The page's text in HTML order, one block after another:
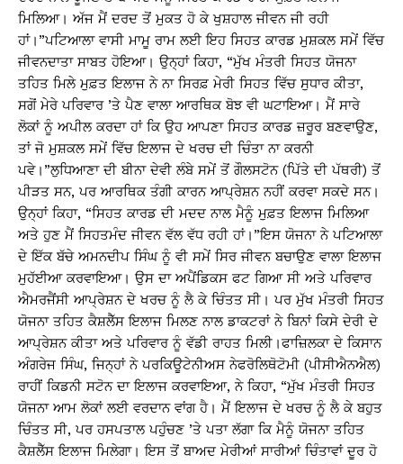
ਮਿਲਿਆ। ਅੱਜ ਮੈਂ ਦਰਦ ਤੋਂ ਮੁਕਤ ਹੋ ਕੇ ਖੁਸ਼ਹਾਲ ਜੀਵਨ ਜੀ ਰਹੀ
ਹਾਂ।”ਪਟਿਆਲਾ ਵਾਸੀ ਮਾਮੂ ਰਾਮ ਲਈ ਇਹ ਸਿਹਤ ਕਾਰਡ ਮੁਸ਼ਕਲ ਸਮੇਂ ਵਿੱਚ
ਜੀਵਨਦਾਤਾ ਸਾਬਤ ਹੋਇਆ। ਉਨ੍ਹਾਂ ਕਿਹਾ, “ਮੁੱਖ ਮੰਤਰੀ ਸਿਹਤ ਯੋਜਨਾ
ਤਹਿਤ ਮਿਲੇ ਮੁਫ਼ਤ ਇਲਾਜ ਨੇ ਨਾ ਸਿਰਫ਼ ਮੇਰੀ ਸਿਹਤ ਵਿੱਚ ਸੁਧਾਰ ਕੀਤਾ,
ਸਗੋਂ ਮੇਰੇ ਪਰਿਵਾਰ ’ਤੇ ਪੈਣ ਵਾਲਾ ਆਰਥਿਕ ਬੋਝ ਵੀ ਘਟਾਇਆ। ਮੈਂ ਸਾਰੇ
ਲੋਕਾਂ ਨੂੰ ਅਪੀਲ ਕਰਦਾ ਹਾਂ ਕਿ ਉਹ ਆਪਣਾ ਸਿਹਤ ਕਾਰਡ ਜ਼ਰੂਰ ਬਣਵਾਉਣ,
ਤਾਂ ਜੋ ਮੁਸ਼ਕਲ ਸਮੇਂ ਵਿੱਚ ਇਲਾਜ ਦੇ ਖਰਚ ਦੀ ਚਿੰਤਾ ਨਾ ਕਰਨੀ
ਪਵੇ।”ਲੁਧਿਆਣਾ ਦੀ ਬੀਨਾ ਦੇਵੀ ਲੰਬੇ ਸਮੇਂ ਤੋਂ ਗੌਲਸਟੋਨ (ਪਿੱਤੇ ਦੀ ਪੱਥਰੀ) ਤੋਂ
ਪੀੜਤ ਸਨ, ਪਰ ਆਰਥਿਕ ਤੰਗੀ ਕਾਰਨ ਆਪ੍ਰੇਸ਼ਨ ਨਹੀਂ ਕਰਵਾ ਸਕਦੇ ਸਨ।
ਉਨ੍ਹਾਂ ਕਿਹਾ, “ਸਿਹਤ ਕਾਰਡ ਦੀ ਮਦਦ ਨਾਲ ਮੈਨੂੰ ਮੁਫ਼ਤ ਇਲਾਜ ਮਿਲਿਆ
ਅਤੇ ਹੁਣ ਮੈਂ ਸਿਹਤਮੰਦ ਜੀਵਨ ਵੱਲ ਵੱਧ ਰਹੀ ਹਾਂ।”ਇਸ ਯੋਜਨਾ ਨੇ ਪਟਿਆਲਾ
ਦੇ ਇੱਕ ਬੱਚੇ ਅਮਨਦੀਪ ਸਿੰਘ ਨੂੰ ਵੀ ਸਮੇਂ ਸਿਰ ਜੀਵਨ ਬਚਾਉਣ ਵਾਲਾ ਇਲਾਜ
ਮੁਹੱਈਆ ਕਰਵਾਇਆ। ਉਸ ਦਾ ਅਪੈਂਡਿਕਸ ਫਟ ਗਿਆ ਸੀ ਅਤੇ ਪਰਿਵਾਰ
ਐਮਰਜੈਂਸੀ ਆਪ੍ਰੇਸ਼ਨ ਦੇ ਖਰਚ ਨੂੰ ਲੈ ਕੇ ਚਿੰਤਤ ਸੀ। ਪਰ ਮੁੱਖ ਮੰਤਰੀ ਸਿਹਤ
ਯੋਜਨਾ ਤਹਿਤ ਕੈਸ਼ਲੈੱਸ ਇਲਾਜ ਮਿਲਣ ਨਾਲ ਡਾਕਟਰਾਂ ਨੇ ਬਿਨਾਂ ਕਿਸੇ ਦੇਰੀ ਦੇ
ਆਪ੍ਰੇਸ਼ਨ ਕੀਤਾ ਅਤੇ ਪਰਿਵਾਰ ਨੂੰ ਵੱਡੀ ਰਾਹਤ ਮਿਲੀ।ਫਾਜ਼ਿਲਕਾ ਦੇ ਕਿਸਾਨ
ਅੰਗਰੇਜ ਸਿੰਘ, ਜਿਨ੍ਹਾਂ ਨੇ ਪਰਕਿਊਟੇਨੀਅਸ ਨੇਫਰੋਲਿਥੋਟੋਮੀ (ਪੀਸੀਐਨਐਲ)
ਰਾਹੀਂ ਕਿਡਨੀ ਸਟੋਨ ਦਾ ਇਲਾਜ ਕਰਵਾਇਆ, ਨੇ ਕਿਹਾ, “ਮੁੱਖ ਮੰਤਰੀ ਸਿਹਤ
ਯੋਜਨਾ ਆਮ ਲੋਕਾਂ ਲਈ ਵਰਦਾਨ ਵਾਂਗ ਹੈ। ਮੈਂ ਇਲਾਜ ਦੇ ਖਰਚ ਨੂੰ ਲੈ ਕੇ ਬਹੁਤ
ਚਿੰਤਤ ਸੀ, ਪਰ ਹਸਪਤਾਲ ਪਹੁੰਚਣ ’ਤੇ ਪਤਾ ਲੱਗਾ ਕਿ ਮੈਨੂੰ ਯੋਜਨਾ ਤਹਿਤ
ਕੈਸ਼ਲੈੱਸ ਇਲਾਜ ਮਿਲੇਗਾ। ਇਸ ਤੋਂ ਬਾਅਦ ਮੇਰੀਆਂ ਸਾਰੀਆਂ ਚਿੰਤਾਵਾਂ ਦੂਰ ਹੋ